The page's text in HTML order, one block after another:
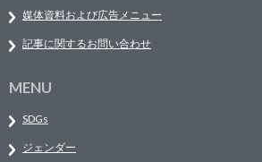
媒体資料および広告メニュー
記事に関するお問い合わせ
MENU
SDGs
ジェンダー